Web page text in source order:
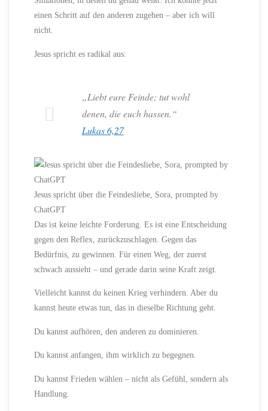
einen Schritt auf den anderen zugehen – aber ich will
nicht.
Jesus spricht es radikal aus:
„Liebt eure Feinde; tut wohl
denen, die euch hassen.“
Lukas 6,27
Jesus spricht über die Feindesliebe, Sora, prompted by
ChatGPT
Das ist keine leichte Forderung. Es ist eine Entscheidung
gegen den Reflex, zurückzuschlagen. Gegen das
Bedürfnis, zu gewinnen. Für einen Weg, der zuerst
schwach aussieht – und gerade darin seine Kraft zeigt.
Vielleicht kannst du keinen Krieg verhindern. Aber du
kannst heute etwas tun, das in dieselbe Richtung geht.
Du kannst aufhören, den anderen zu dominieren.
Du kannst anfangen, ihm wirklich zu begegnen.
Du kannst Frieden wählen – nicht als Gefühl, sondern als
Handlung.